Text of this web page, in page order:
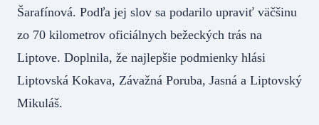
Šarafínová. Podľa jej slov sa podarilo upraviť väčšinu
zo 70 kilometrov oficiálnych bežeckých trás na
Liptove. Doplnila, že najlepšie podmienky hlási
Liptovská Kokava, Závažná Poruba, Jasná a Liptovský
Mikuláš.